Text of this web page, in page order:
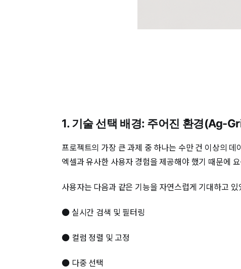
1. 기술 선택 배경: 주어진 환경(Ag-
프로젝트의 가장 큰 과제 중 하나는 수만 건 이상의
엑셀과 유사한 사용자 경험을 제공해야 했기 때문에
사용자는 다음과 같은 기능을 자연스럽게 기대하고
● 실시간 검색 및 필터링
● 컬럼 정렬 및 고정
● 다중 선택